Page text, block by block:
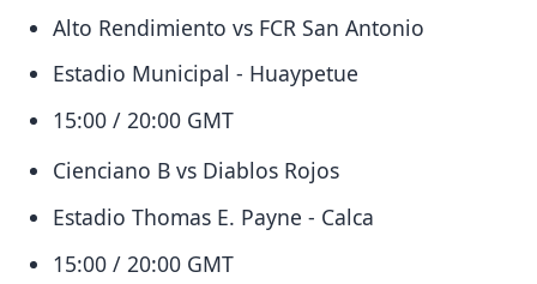
Alto Rendimiento vs FCR San Antonio
Estadio Municipal - Huaypetue
15:00 / 20:00 GMT
Cienciano B vs Diablos Rojos
Estadio Thomas E. Payne - Calca
15:00 / 20:00 GMT